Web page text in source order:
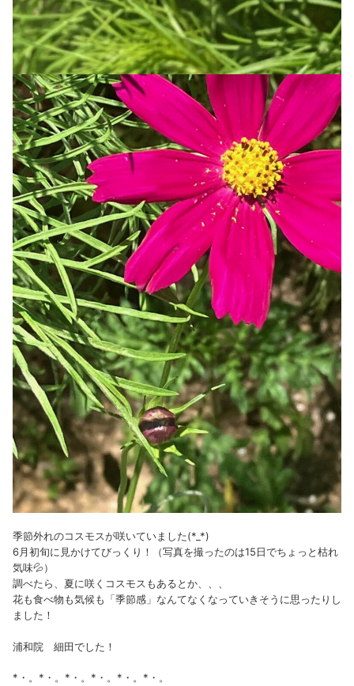
季節外れのコスモスが咲いていました(*_*)
6月初旬に見かけてびっくり！（写真を撮ったのは15日でちょっと枯れ
気味💦）
調べたら、夏に咲くコスモスもあるとか、、、
花も食べ物も気候も「季節感」なんてなくなっていきそうに思ったりし
ました！
浦和院 細田でした！
*・。*・。*・。*・。*・。*・。